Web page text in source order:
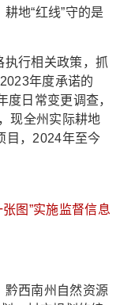
地“红线”守的是
行相关政策，抓
年度承诺的
日常变更调查，
现全州实际耕地
目，2024年至今
图”实施监督信息
西南州自然资源